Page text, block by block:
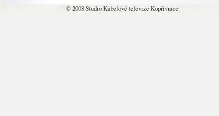
© 2008 Studio Kabelové televize Kopřivnice